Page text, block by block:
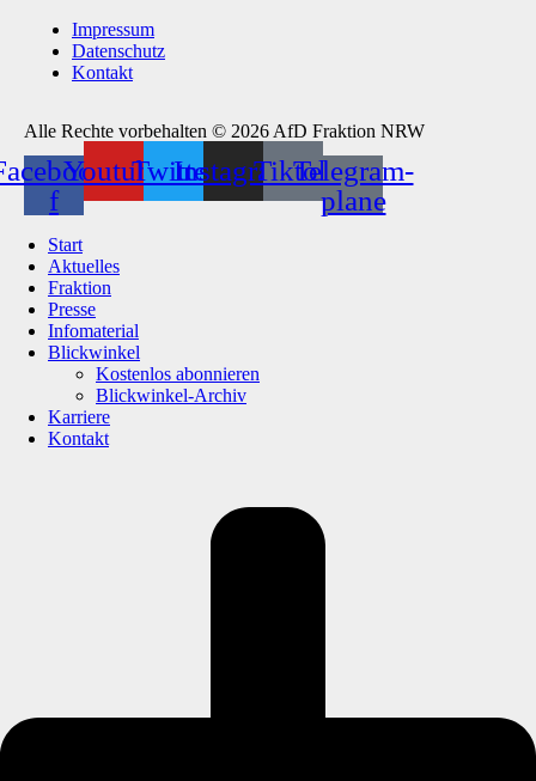
Impressum
Datenschutz
Kontakt
Alle Rechte vorbehalten © 2026 AfD Fraktion NRW
f
YoutubeTwitterInstagramTiktokTelegram-
plane
Start
Aktuelles
Fraktion
Presse
Infomaterial
Blickwinkel
Kostenlos abonnieren
Blickwinkel-Archiv
Karriere
Kontakt